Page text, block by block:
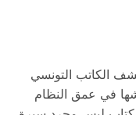
الكاتب التونسي
في عمق النظام